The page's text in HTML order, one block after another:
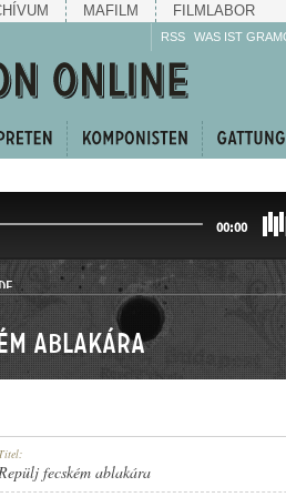
MAFILM FILMLABOR
RSS WAS IST
00:00
ablakára
fecském ablakára